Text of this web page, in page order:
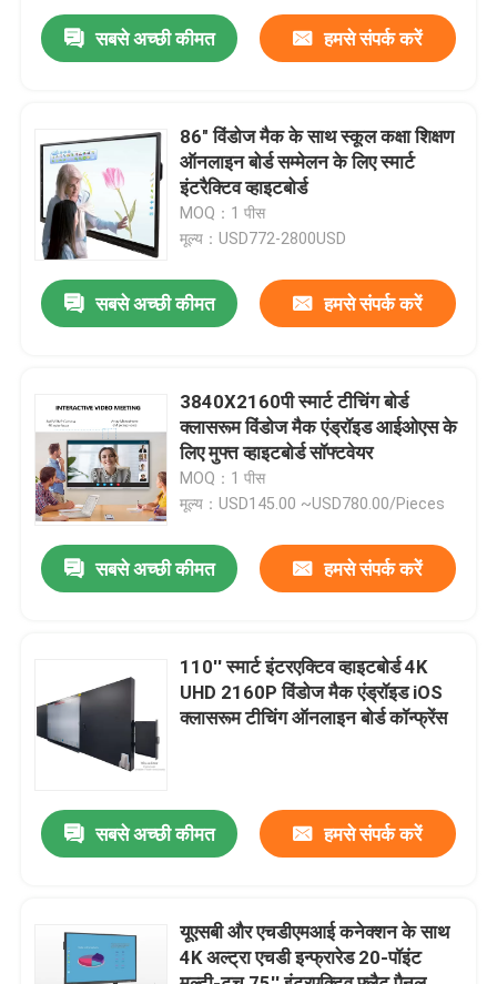
उत्पादों
वीडियो
हमारे बारे में
गुणवत्ता नियंत्रण
संपर्क करें
एक उद्धरण की विनती करे
शिक्षा इंटरएक्टिव व्हाइटबोर्ड
सबसे अच्छी कीमत हमसे संपर्क करें
86" विंडोज मैक के साथ स्कूल कक्षा शिक्षण
ऑनलाइन बोर्ड सम्मेलन के लिए स्मार्ट
इंटरैक्टिव व्हाइटबोर्ड
MOQ：1 पीस
मूल्य：USD772-2800USD
सबसे अच्छी कीमत हमसे संपर्क करें
3840X2160पी स्मार्ट टीचिंग बोर्ड
क्लासरूम विंडोज मैक एंड्रॉइड आईओएस के
लिए मुफ्त व्हाइटबोर्ड सॉफ्टवेयर
MOQ：1 पीस
मूल्य：USD145.00 ~USD780.00/Pieces
सबसे अच्छी कीमत हमसे संपर्क करें
110'' स्मार्ट इंटरएक्टिव व्हाइटबोर्ड 4K
UHD 2160P विंडोज मैक एंड्रॉइड iOS
क्लासरूम टीचिंग ऑनलाइन बोर्ड कॉन्फ्रेंस
सबसे अच्छी कीमत हमसे संपर्क करें
यूएसबी और एचडीएमआई कनेक्शन के साथ
4K अल्ट्रा एचडी इन्फ्रारेड 20-पॉइंट